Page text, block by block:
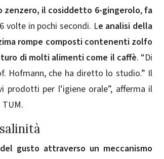
il cosiddetto 6-gingerolo,fa
volte in pochi secondi. Le analisi della
rompe composti contenenti zolfo
di molti alimenti come il caffè. “Di
Hofmann, che ha diretto lo studio.” Il
per l’igiene orale”, afferma il
gusto attraverso un meccanismo